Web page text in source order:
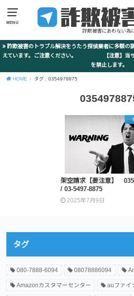
MENU
詐欺被害にあわない為
詐欺被害のトラブル解決をうたう探偵業者に多額の
えています。ご注意ください。 【注意】当サイ
を禁止します。
HOME タグ : 0354978875
架空請求【要注意】
/ 03-5497-8875
2025年7月9日
タグ
080-7888-6094 08078886094
Amazonカスタマーセンター auファイ